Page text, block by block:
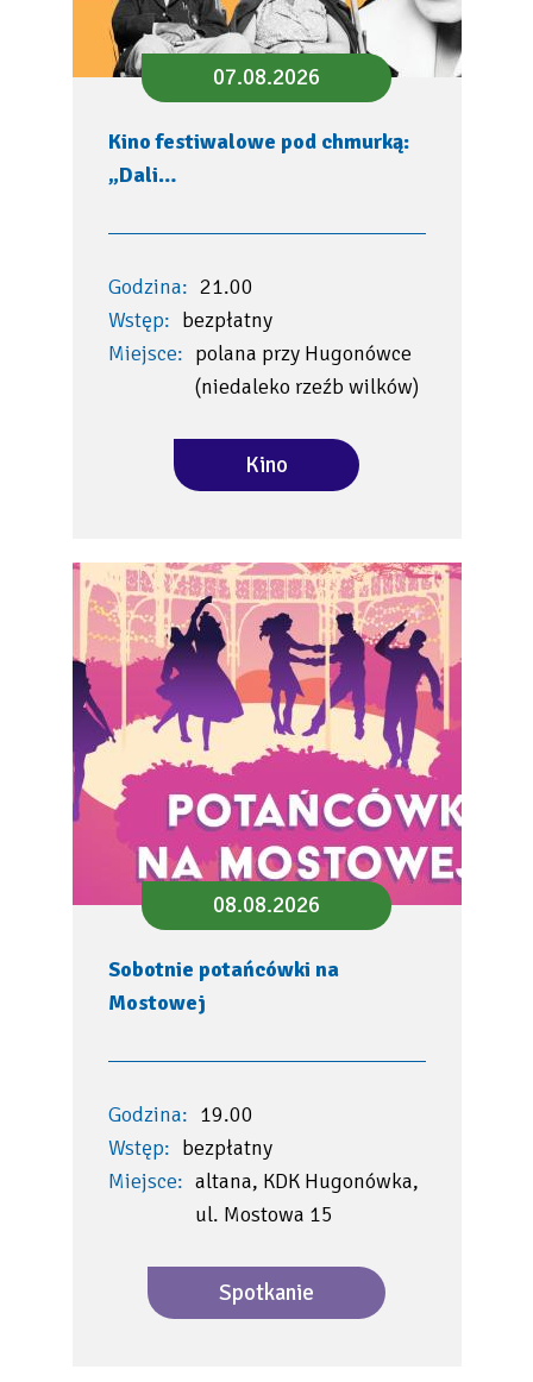
07.08.2026
Kino festiwalowe pod chmurką:
„Dali…
Godzina: 21.00
Wstęp: bezpłatny
Miejsce: polana przy Hugonówce
(niedaleko rzeźb wilków)
Kino
08.08.2026
Sobotnie potańcówki na
Mostowej
Godzina: 19.00
Wstęp: bezpłatny
Miejsce: altana, KDK Hugonówka,
ul. Mostowa 15
Spotkanie